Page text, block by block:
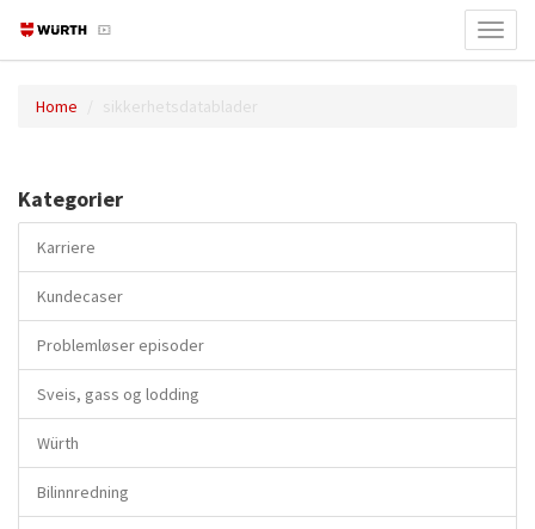
Home sikkerhetsdatablader
Kategorier
Karriere
Kundecaser
Problemløser episoder
Sveis, gass og lodding
Würth
Bilinnredning